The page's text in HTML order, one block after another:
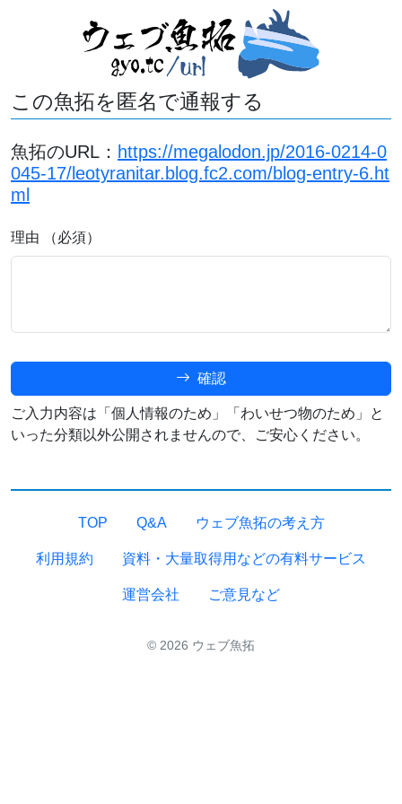
この魚拓を匿名で通報する
魚拓のURL： https://megalodon.jp/2016-0214-0
045-17/leotyranitar.blog.fc2.com/blog-entry-6.ht
ml
理由 （必須）
確認
ご入力内容は「個人情報のため」「わいせつ物のため」と
いった分類以外公開されませんので、ご安心ください。
TOP Q&A ウェブ魚拓の考え方
利用規約 資料・大量取得用などの有料サービス
運営会社 ご意見など
© 2026 ウェブ魚拓